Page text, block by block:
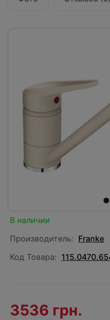
В наличии
Производитель: Franke
Код Товара:
3536 грн.